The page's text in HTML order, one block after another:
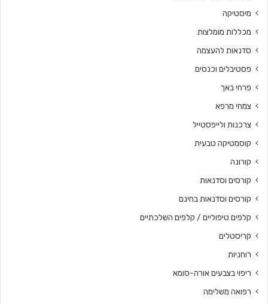
מיסטיקה
מכללות מומלצות
סדנאות להעצמה
פסטיבלים וכנסים
פרחי באך
צמחי מרפא
צרכנות ולייפסטייל
קוסמטיקה טבעית
קורונה
קורסים וסדנאות
קורסים וסדנאות בחינם
קלפים טיפוליים / קלפים השלכתיים
קריסטלים
רוחניות
ריפוי בצבעים אורה-סומא
רפואה משלימה